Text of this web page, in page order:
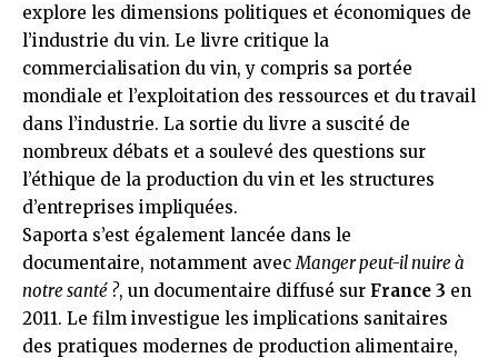
explore les dimensions politiques et économiques de
l’industrie du vin. Le livre critique la
commercialisation du vin, y compris sa portée
mondiale et l’exploitation des ressources et du travail
dans l’industrie. La sortie du livre a suscité de
nombreux débats et a soulevé des questions sur
l’éthique de la production du vin et les structures
d’entreprises impliquées.
Saporta s’est également lancée dans le
documentaire, notamment avec Manger peut-il nuire à
notre santé ?, un documentaire diffusé sur France 3 en
2011. Le film investigue les implications sanitaires
des pratiques modernes de production alimentaire,